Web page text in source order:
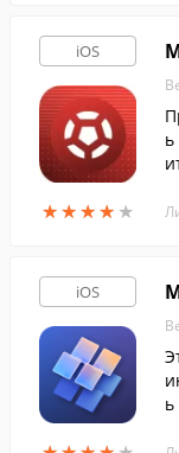
iOS
★★★★ ★
★★★★ ★
iOS